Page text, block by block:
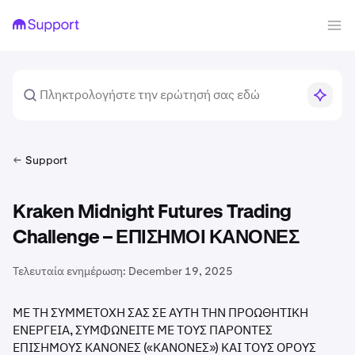
Support
Kraken Midnight Futures Trading
Challenge – ΕΠΙΣΗΜΟΙ ΚΑΝΟΝΕΣ
Τελευταία ενημέρωση: December 19, 2025
ΜΕ ΤΗ ΣΥΜΜΕΤΟΧΗ ΣΑΣ ΣΕ ΑΥΤΗ ΤΗΝ ΠΡΟΩΘΗΤΙΚΗ
ΕΝΕΡΓΕΙΑ, ΣΥΜΦΩΝΕΙΤΕ ΜΕ ΤΟΥΣ ΠΑΡΟΝΤΕΣ
ΕΠΙΣΗΜΟΥΣ ΚΑΝΟΝΕΣ («ΚΑΝΟΝΕΣ») ΚΑΙ ΤΟΥΣ ΟΡΟΥΣ